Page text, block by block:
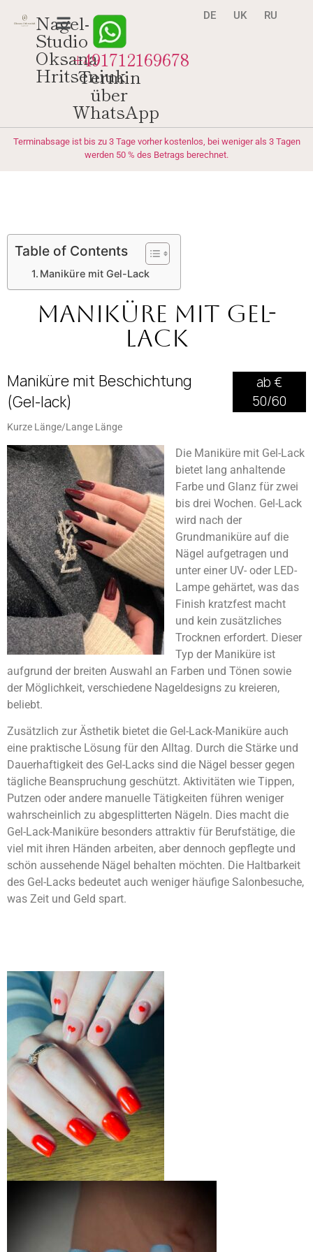
Nagel-
Studio
Oksana
Hritseniuk
+491712169678
Termin
über
WhatsApp
DE UK RU
Terminabsage ist bis zu 3 Tage vorher kostenlos, bei weniger als 3 Tagen
werden 50 % des Betrags berechnet.
Table of Contents
Maniküre mit Gel-Lack
Maniküre mit Gel-
Lack
Maniküre mit Beschichtung
(Gel-lack)
ab €
50/60
Kurze Länge/Lange Länge
Die Maniküre mit Gel-Lack
bietet lang anhaltende
Farbe und Glanz für zwei
bis drei Wochen. Gel-Lack
wird nach der
Grundmaniküre auf die
Nägel aufgetragen und
unter einer UV- oder LED-
Lampe gehärtet, was das
Finish kratzfest macht
und kein zusätzliches
Trocknen erfordert. Dieser
Typ der Maniküre ist
aufgrund der breiten Auswahl an Farben und Tönen sowie
der Möglichkeit, verschiedene Nageldesigns zu kreieren,
beliebt.
Zusätzlich zur Ästhetik bietet die Gel-Lack-Maniküre auch
eine praktische Lösung für den Alltag. Durch die Stärke und
Dauerhaftigkeit des Gel-Lacks sind die Nägel besser gegen
tägliche Beanspruchung geschützt. Aktivitäten wie Tippen,
Putzen oder andere manuelle Tätigkeiten führen weniger
wahrscheinlich zu abgesplitterten Nägeln. Dies macht die
Gel-Lack-Maniküre besonders attraktiv für Berufstätige, die
viel mit ihren Händen arbeiten, aber dennoch gepflegte und
schön aussehende Nägel behalten möchten. Die Haltbarkeit
des Gel-Lacks bedeutet auch weniger häufige Salonbesuche,
was Zeit und Geld spart.